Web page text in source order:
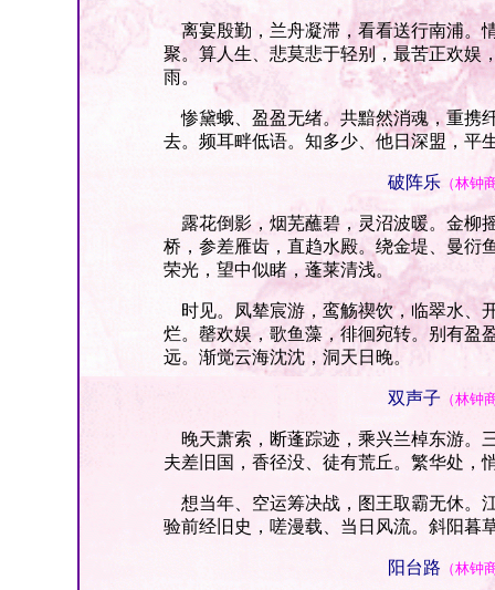
离宴殷勤，兰舟凝滞，看看送行南浦。
聚。算人生、悲莫悲于轻别，最苦正欢娱
雨。
惨黛蛾、盈盈无绪。共黯然消魂，重携
去。频耳畔低语。知多少、他日深盟，平
破阵乐 （林钟
露花倒影，烟芜蘸碧，灵沼波暖。金柳
桥，参差雁齿，直趋水殿。绕金堤、曼衍
荣光，望中似睹，蓬莱清浅。
时见。凤辇宸游，鸾觞禊饮，临翠水、
烂。罄欢娱，歌鱼藻，徘徊宛转。别有盈
远。渐觉云海沈沈，洞天日晚。
双声子 （林钟
晚天萧索，断蓬踪迹，乘兴兰棹东游。
夫差旧国，香径没、徒有荒丘。繁华处，
想当年、空运筹决战，图王取霸无休。
验前经旧史，嗟漫载、当日风流。斜阳暮
阳台路 （林钟